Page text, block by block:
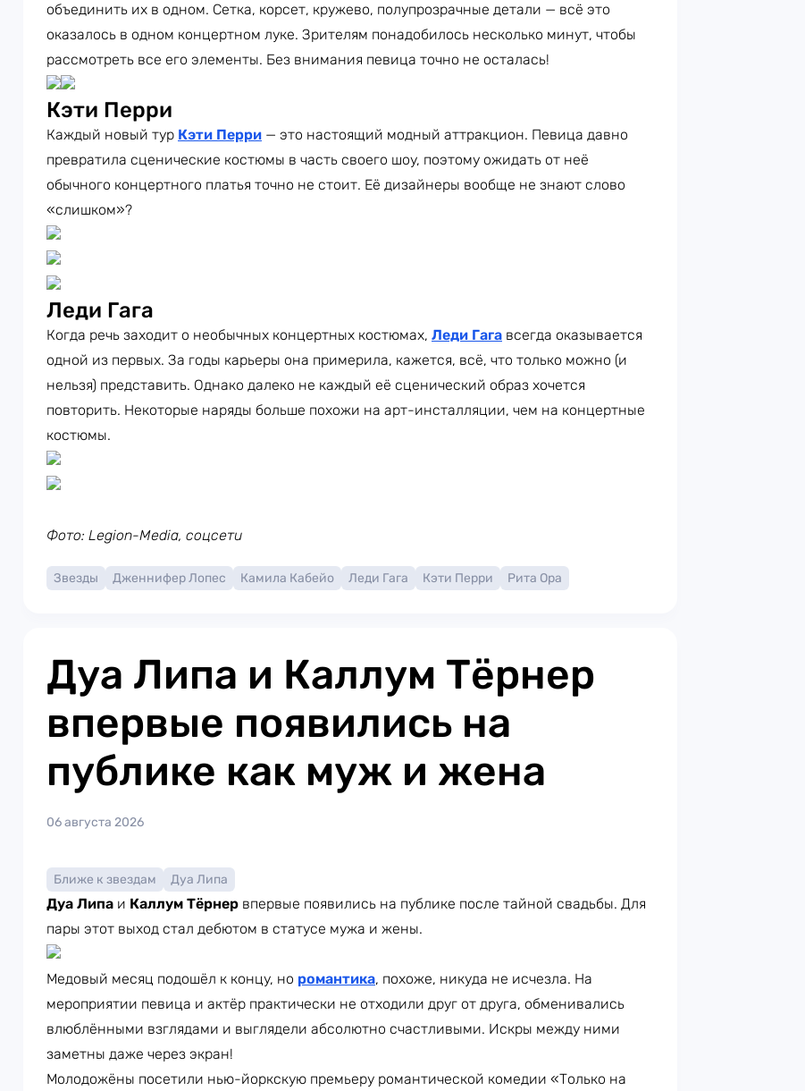
объединить их в одном. Сетка, корсет, кружево, полупрозрачные детали — всё это
оказалось в одном концертном луке. Зрителям понадобилось несколько минут, чтобы
рассмотреть все его элементы. Без внимания певица точно не осталась!
Кэти Перри
Каждый новый тур Кэти Перри — это настоящий модный аттракцион. Певица давно
превратила сценические костюмы в часть своего шоу, поэтому ожидать от неё
обычного концертного платья точно не стоит. Её дизайнеры вообще не знают слово
«слишком»?
Леди Гага
Когда речь заходит о необычных концертных костюмах, Леди Гага всегда оказывается
одной из первых. За годы карьеры она примерила, кажется, всё, что только можно (и
нельзя) представить. Однако далеко не каждый её сценический образ хочется
повторить. Некоторые наряды больше похожи на арт-инсталляции, чем на концертные
костюмы.
Фото: Legion-Media, соцсети
Звезды Дженнифер Лопес Камила Кабейо Леди Гага Кэти Перри Рита Ора
Дуа Липа и Каллум Тёрнер
впервые появились на
публике как муж и жена
06 августа 2026
Ближе к звездам Дуа Липа
Дуа Липа и Каллум Тёрнер впервые появились на публике после тайной свадьбы. Для
пары этот выход стал дебютом в статусе мужа и жены.
Медовый месяц подошёл к концу, но романтика, похоже, никуда не исчезла. На
мероприятии певица и актёр практически не отходили друг от друга, обменивались
влюблёнными взглядами и выглядели абсолютно счастливыми. Искры между ними
заметны даже через экран!
Молодожёны посетили нью-йоркскую премьеру романтической комедии «Только на